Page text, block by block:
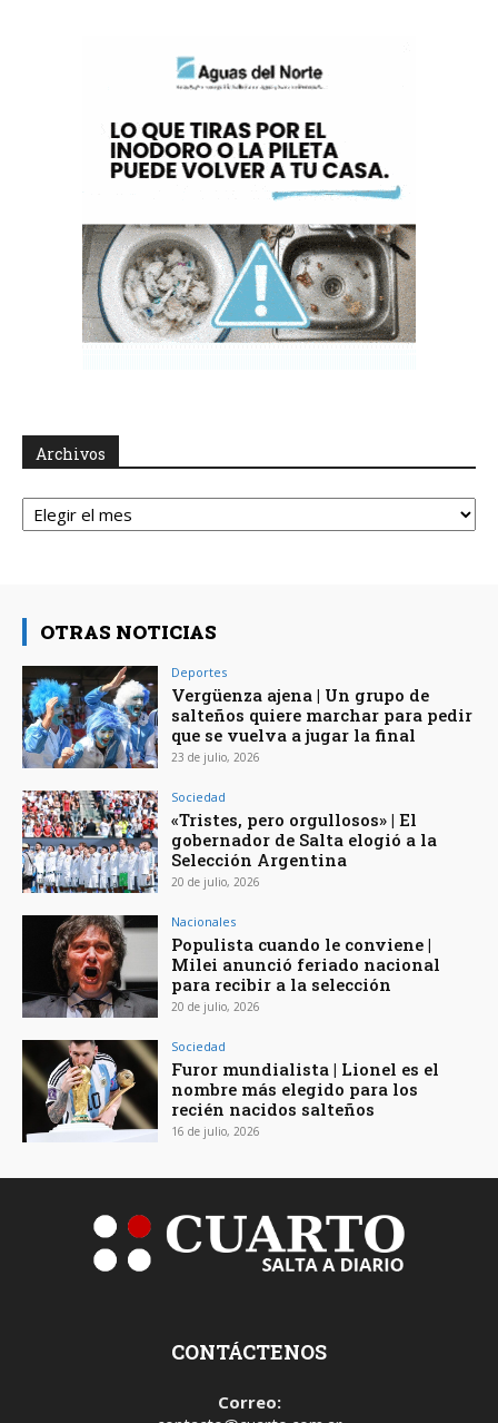
Archivos
Archivos
OTRAS NOTICIAS
Deportes
Vergüenza ajena | Un grupo de
salteños quiere marchar para pedir
que se vuelva a jugar la final
23 de julio, 2026
Sociedad
«Tristes, pero orgullosos» | El
gobernador de Salta elogió a la
Selección Argentina
20 de julio, 2026
Nacionales
Populista cuando le conviene |
Milei anunció feriado nacional
para recibir a la selección
20 de julio, 2026
Sociedad
Furor mundialista | Lionel es el
nombre más elegido para los
recién nacidos salteños
16 de julio, 2026
CONTÁCTENOS
Correo: